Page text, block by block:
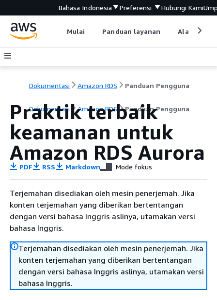
Bahasa Indonesia Preferensi Hubungi Kami
Mulai Panduan layanan Alat
Dokumentasi Amazon RDS Panduan Pengguna
Dokumentasi Amazon RDS Panduan Pengguna
Praktik terbaik
keamanan untuk
Amazon RDS Aurora
PDF RSS Markdown Mode fokus
Terjemahan disediakan oleh mesin penerjemah. Jika
konten terjemahan yang diberikan bertentangan
dengan versi bahasa Inggris aslinya, utamakan versi
bahasa Inggris.
Terjemahan disediakan oleh mesin penerjemah. Jika
konten terjemahan yang diberikan bertentangan
dengan versi bahasa Inggris aslinya, utamakan versi
bahasa Inggris.